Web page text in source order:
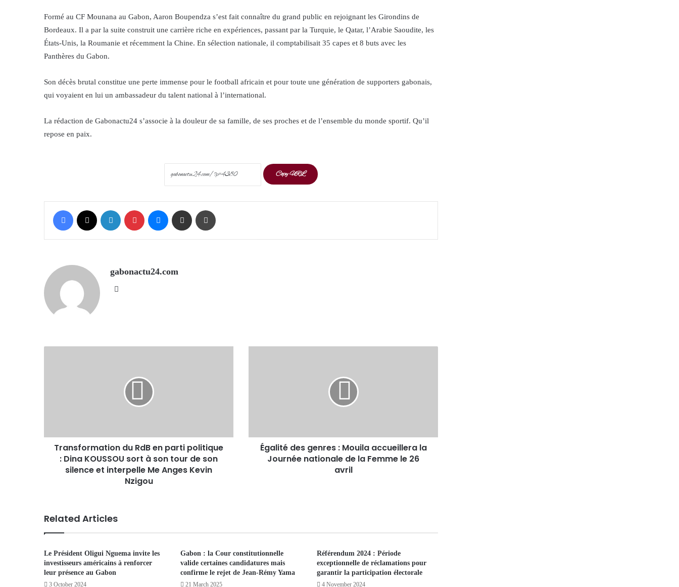
Formé au CF Mounana au Gabon, Aaron Boupendza s’est fait connaître du grand public en rejoignant les Girondins de
Bordeaux. Il a par la suite construit une carrière riche en expériences, passant par la Turquie, le Qatar, l’Arabie Saoudite, les
États-Unis, la Roumanie et récemment la Chine. En sélection nationale, il comptabilisait 35 capes et 8 buts avec les
Panthères du Gabon.
Son décès brutal constitue une perte immense pour le football africain et pour toute une génération de supporters gabonais,
qui voyaient en lui un ambassadeur du talent national à l’international.
La rédaction de Gabonactu24 s’associe à la douleur de sa famille, de ses proches et de l’ensemble du monde sportif. Qu’il
repose en paix.
Copy URL
Facebook LinkedIn Pinterest Messenger Share via Email
gabonactu24.com
Transformation du RdB en parti politique
: Dina KOUSSOU sort à son tour de son
silence et interpelle Me Anges Kevin
Nzigou
Égalité des genres : Mouila accueillera la
Journée nationale de la Femme le 26
avril
Related Articles
Le Président Oligui Nguema invite les
investisseurs américains à renforcer
leur présence au Gabon
3 October 2024
Gabon : la Cour constitutionnelle
valide certaines candidatures mais
confirme le rejet de Jean-Rémy Yama
21 March 2025
Référendum 2024 : Période
exceptionnelle de réclamations pour
garantir la participation électorale
4 November 2024